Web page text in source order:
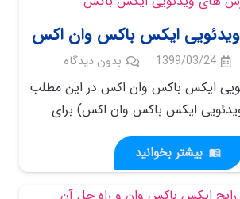
ایکس باکس وان اکس
1399/03/24 بدون دیدگاه
ایکس باکس وان اکس در این مطلب
ایکس باکس وان اکس) برای…
menu_book بیشتر بخوانید